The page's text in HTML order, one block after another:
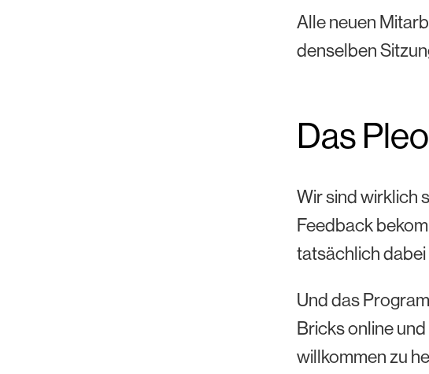
Alle neuen
denselben
Das
Wir sind wirklich
Feedback
tatsächlich dabei
Und das
Bricks online
willkommen zu